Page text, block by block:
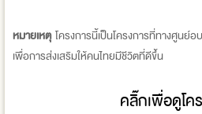
หมายเหตุโครงการนี้เป็นโครงการที่ทางศูนย์อ
เพื่อการส่งเสริมให้คนไทยมีชีวิตที่ดีขึ้น
คลิ๊กเพื่อดูโค